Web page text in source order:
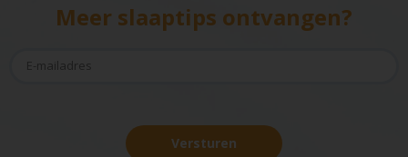
Meer slaaptips ontvangen?
Versturen